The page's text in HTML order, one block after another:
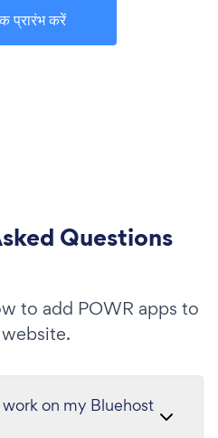
प्रारंभ करें
Questions
to add POWR apps to
on my Bluehost